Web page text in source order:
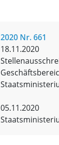
2020 Nr. 661
18.11.2020
05.11.2020